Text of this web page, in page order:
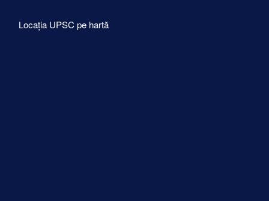
Locația UPSC pe hartă